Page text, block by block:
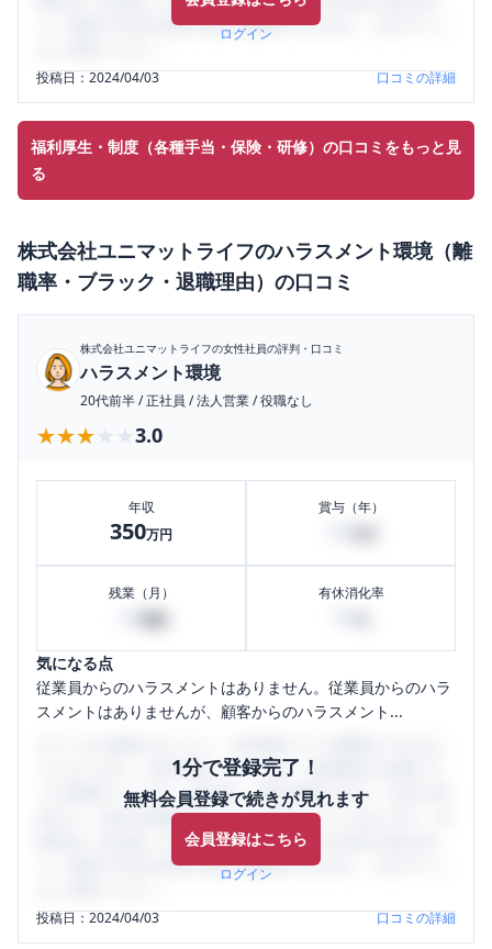
ログイン
り、将来の不安や現在の悩みを解消するために、ぜひサイト
投稿日：2024/04/03 口コミの詳細
福利厚生・制度（各種手当・保険・研修）の口コミをもっと見
る
株式会社ユニマットライフのハラスメント環境（離
職率・ブラック・退職理由） の口コミ
株式会社ユニマットライフの女性社員の評判・口コミ
ハラスメント環境
20代前半/正社員 /法人営業/役職なし
★★★★★
★★★★★ 3.0
年収
350万円
賞与（年）
残業（月） 有休消化率
気になる点
従業員からのハラスメントはありません。従業員からのハラ
スメントはありませんが、顧客からのハラスメント...
1分で登録完了！
無料会員登録で続きが見れます
会員登録はこちら
ログイン
うになります。SHEHUB(シーハブ)は、女性限定の企業口コ
ミの投稿サイトです。給与面・女性の働きやすさ・会社の評
判など、女性の転職は気にすべき点がたくさんあります。先
輩社員（元社員）の口コミを通して、本当の会社の姿を知
り、将来の不安や現在の悩みを解消するために、ぜひサイト
投稿日：2024/04/03 口コミの詳細